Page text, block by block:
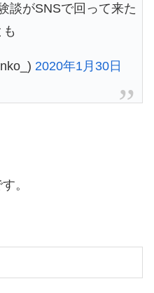
談がSNSで回って来た
も
2020年1月30日
。